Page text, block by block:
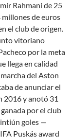
Rahmani de 25
de euros
el club de origen.
vitoriano
por la meta
llega en calidad
del Aston
de anunciar el
2016 y anotó 31
por el club
goles —
Puskás award